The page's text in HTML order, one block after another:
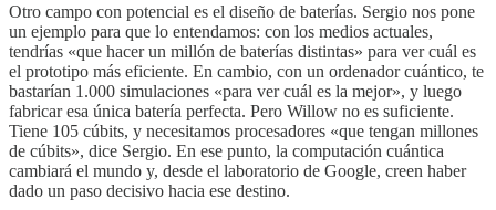
Otro campo con potencial es el diseño de baterías. Sergio nos pone
un ejemplo para que lo entendamos: con los medios actuales,
tendrías «que hacer un millón de baterías distintas» para ver cuál es
el prototipo más eficiente. En cambio, con un ordenador cuántico, te
bastarían 1.000 simulaciones «para ver cuál es la mejor», y luego
fabricar esa única batería perfecta. Pero Willow no es suficiente.
Tiene 105 cúbits, y necesitamos procesadores «que tengan millones
de cúbits», dice Sergio. En ese punto, la computación cuántica
cambiará el mundo y, desde el laboratorio de Google, creen haber
dado un paso decisivo hacia ese destino.